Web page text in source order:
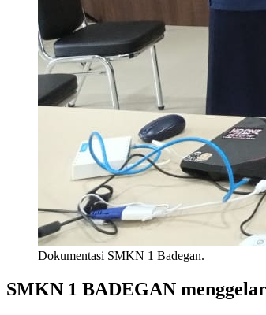
Dokumentasi SMKN 1 Badegan.
SMKN 1 BADEGAN